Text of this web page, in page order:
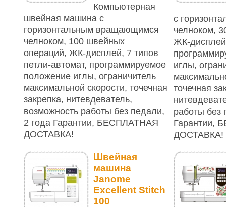
Компьютерная
швейная машина с
горизонтальным вращающимся
челноком, 100 швейных
операций, ЖК-дисплей, 7 типов
петли-автомат, программируемое
положение иглы, ограничитель
максимальной скорости, точечная
закрепка, нитевдеватель,
возможность работы без педали,
2 года Гарантии, БЕСПЛАТНАЯ
ДОСТАВКА!
с
челноком,
ЖК-
иглы,
точечная
работы без
Гарантии,
ДОСТАВКА!
Швейная
машина
Janome
Excellent Stitch
100